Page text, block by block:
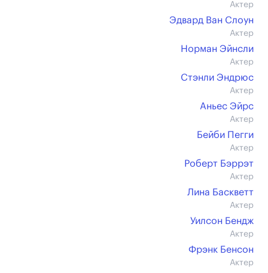
Актер
Эдвард Ван Слоун
Актер
Норман Эйнсли
Актер
Стэнли Эндрюс
Актер
Аньес Эйрс
Актер
Бейби Пегги
Актер
Роберт Бэррэт
Актер
Лина Баскветт
Актер
Уилсон Бендж
Актер
Фрэнк Бенсон
Актер